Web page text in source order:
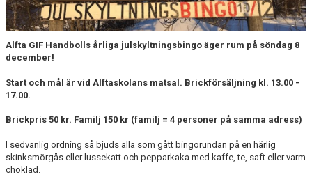
TABELLER
WEBSHOP
HANDBOLL PLAY
Alfta GIF Handbolls årliga julskyltningsbingo äger rum på söndag 8
december!
Start och mål är vid Alftaskolans matsal. Brickförsäljning kl. 13.00 -
17.00.
Brickpris 50 kr. Familj 150 kr (familj = 4 personer på samma adress)
I sedvanlig ordning så bjuds alla som gått bingorundan på en härlig
skinksmörgås eller lussekatt och pepparkaka med kaffe, te, saft eller varm
choklad.